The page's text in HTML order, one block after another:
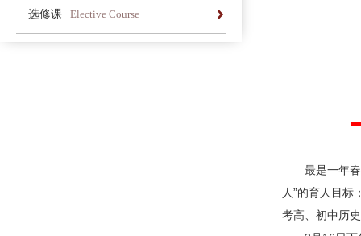
选修课 Elective Course
办学简介 办学理念 荣誉长廊
最是一年
人”的育人目
考高、初中历